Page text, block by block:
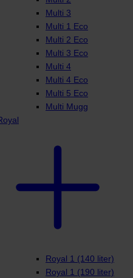
Multi 3
Multi 1 Eco
Multi 2 Eco
Multi 3 Eco
Multi 4
Multi 4 Eco
Multi 5 Eco
Multi Mugg
Royal 1 (140 liter)
Royal 1 (190 liter)